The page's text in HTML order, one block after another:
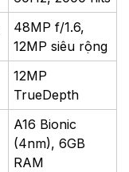
48MP f/1.6,
12MP siêu rộng
12MP
TrueDepth
A16 Bionic
(4nm), 6GB
RAM